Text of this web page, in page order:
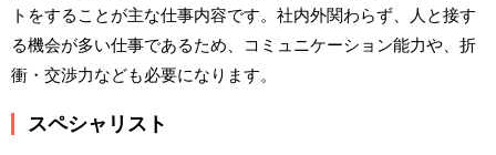
トをすることが主な仕事内容です。社内外関わらず、人と接す
る機会が多い仕事であるため、コミュニケーション能力や、折
衝・交渉力なども必要になります。
スペシャリスト